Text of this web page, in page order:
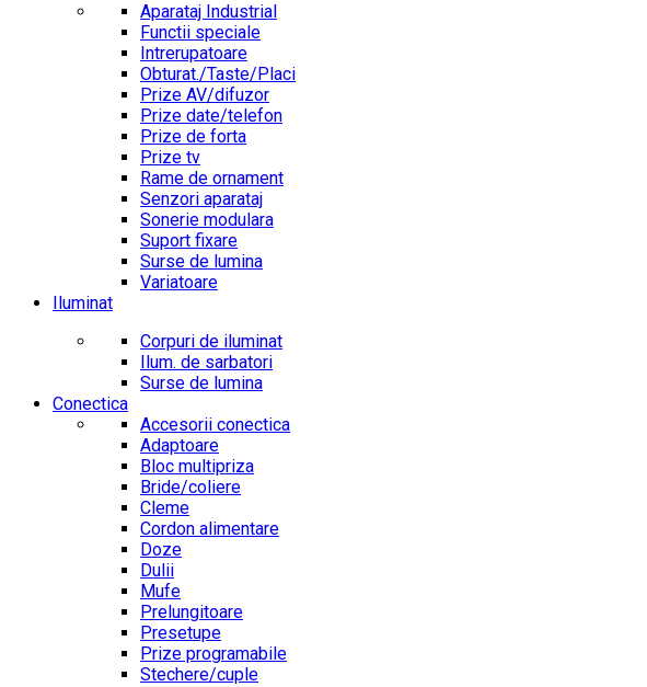
Aparataj Industrial
Functii speciale
Intrerupatoare
Obturat./Taste/Placi
Prize AV/difuzor
Prize date/telefon
Prize de forta
Prize tv
Rame de ornament
Senzori aparataj
Sonerie modulara
Suport fixare
Surse de lumina
Variatoare
Iluminat
Corpuri de iluminat
Ilum. de sarbatori
Surse de lumina
Conectica
Accesorii conectica
Adaptoare
Bloc multipriza
Bride/coliere
Cleme
Cordon alimentare
Doze
Dulii
Mufe
Prelungitoare
Presetupe
Prize programabile
Stechere/cuple